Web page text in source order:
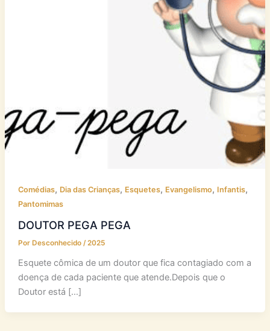
Comédias, Dia das Crianças, Esquetes, Evangelismo, Infantis,
Pantomimas
DOUTOR PEGA PEGA
Por Desconhecido /2025
Esquete cômica de um doutor que fica contagiado com a
doença de cada paciente que atende.Depois que o
Doutor está […]